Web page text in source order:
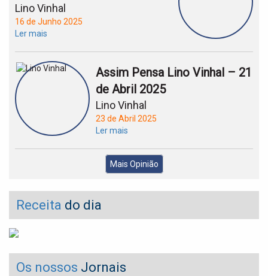
Lino Vinhal
16 de Junho 2025
Ler mais
Assim Pensa Lino Vinhal – 21
de Abril 2025
Lino Vinhal
23 de Abril 2025
Ler mais
Mais Opinião
Receita do dia
Os nossos Jornais